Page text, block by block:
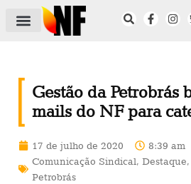
Gestão da Petrobrás
mails do NF para
17 de julho de 2020
8:39 am
Comunicação Sindical, Destaque,
Petrobrás